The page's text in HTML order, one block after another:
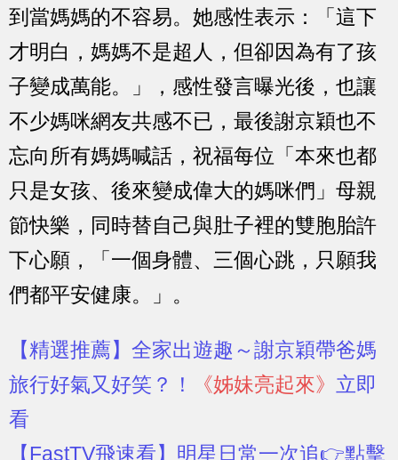
到當媽媽的不容易。她感性表示：「這下
才明白，媽媽不是超人，但卻因為有了孩
子變成萬能。」，感性發言曝光後，也讓
不少媽咪網友共感不已，最後謝京穎也不
忘向所有媽媽喊話，祝福每位「本來也都
只是女孩、後來變成偉大的媽咪們」母親
節快樂，同時替自己與肚子裡的雙胞胎許
下心願，「一個身體、三個心跳，只願我
們都平安健康。」。
【精選推薦】 全家出遊趣～謝京穎帶爸媽
旅行好氣又好笑？！
《姊妹亮起來》 立即
看
【FastTV飛速看】 明星日常一次追👉點擊